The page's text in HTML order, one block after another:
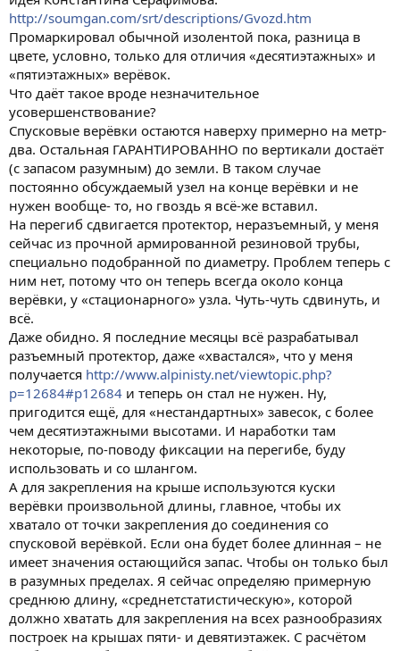
http://soumgan.com/srt/descriptions/Gvozd.htm
Промаркировал обычной изолентой пока, разница в
цвете, условно, только для отличия «десятиэтажных» и
«пятиэтажных» верёвок.
Что даёт такое вроде незначительное
усовершенствование?
Спусковые верёвки остаются наверху примерно на метр-
два. Остальная ГАРАНТИРОВАННО по вертикали достаёт
(с запасом разумным) до земли. В таком случае
постоянно обсуждаемый узел на конце верёвки и не
нужен вообще- то, но гвоздь я всё-же вставил.
На перегиб сдвигается протектор, неразъемный, у меня
сейчас из прочной армированной резиновой трубы,
специально подобранной по диаметру. Проблем теперь с
ним нет, потому что он теперь всегда около конца
верёвки, у «стационарного» узла. Чуть-чуть сдвинуть, и
всё.
Даже обидно. Я последние месяцы всё разрабатывал
разъемный протектор, даже «хвастался», что у меня
получается http://www.alpinisty.net/viewtopic.php?
p=12684#p12684 и теперь он стал не нужен. Ну,
пригодится ещё, для «нестандартных» завесок, с более
чем десятиэтажными высотами. И наработки там
некоторые, по-поводу фиксации на перегибе, буду
использовать и со шлангом.
А для закрепления на крыше используются куски
верёвки произвольной длины, главное, чтобы их
хватало от точки закрепления до соединения со
спусковой верёвкой. Если она будет более длинная – не
имеет значения остающийся запас. Чтобы он только был
в разумных пределах. Я сейчас определяю примерную
среднюю длину, «среднетстатистическую», которой
должно хватать для закрепления на всех разнообразиях
построек на крышах пяти- и девятиэтажек. С расчётом